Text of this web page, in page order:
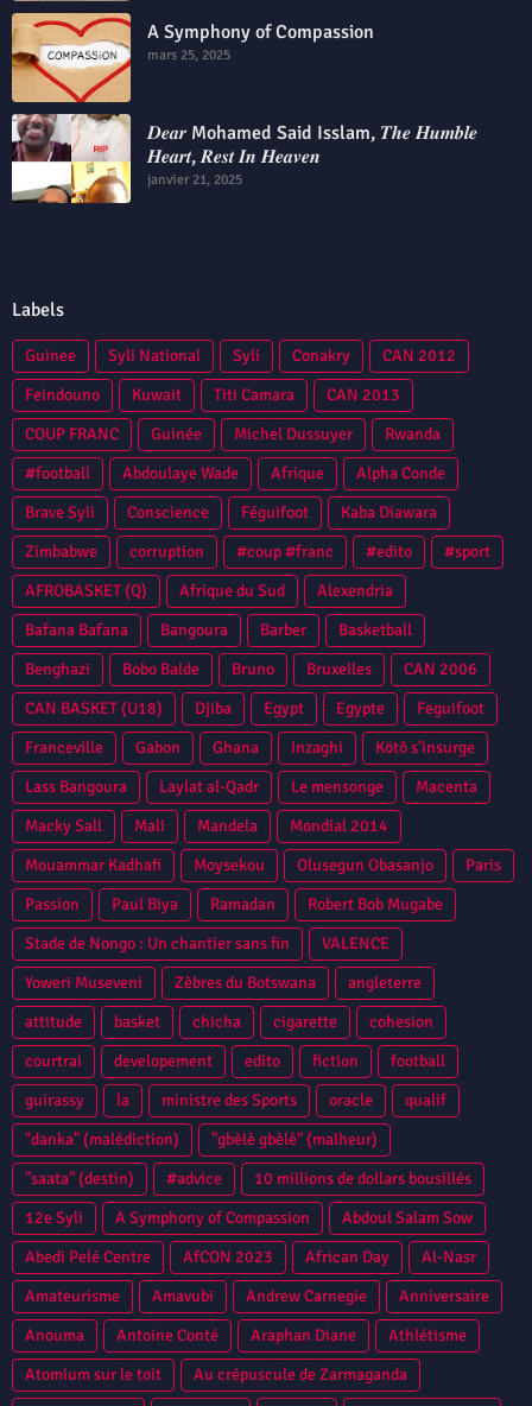
A Symphony of Compassion
mars 25, 2025
𝑫𝒆𝒂𝒓 Mohamed Said Isslam, 𝑻𝒉𝒆 𝑯𝒖𝒎𝒃𝒍𝒆
𝑯𝒆𝒂𝒓𝒕, 𝑹𝒆𝒔𝒕 𝑰𝒏 𝑯𝒆𝒂𝒗𝒆𝒏
janvier 21, 2025
Labels
Guinee Syli National Syli Conakry
CAN 2012
Feindouno
Kuwait Titi Camara
CAN 2013
COUP FRANC
Guinée Michel Dussuyer
Rwanda
#football
Abdoulaye Wade Afrique
Alpha Conde
Brave Syli
Conscience Féguifoot
Kaba Diawara
Zimbabwe
corruption #coup #franc #edito
#sport
AFROBASKET (Q)
Afrique du Sud
Alexendria
Bafana Bafana
Bangoura Barber
Basketball
Benghazi
Bobo Balde Bruno Bruxelles
CAN 2006
CAN BASKET (U18)
Djiba Egypt Egypte
Feguifoot
Franceville
Gabon Ghana Inzaghi
Kötõ s’insurge
Lass Bangoura
Laylat al-Qadr Le mensonge
Macenta
Macky Sall
Mali Mandela
Mondial 2014
Mouammar Kadhafi
Moysekou Olusegun Obasanjo
Paris
Passion
Paul Biya Ramadan
Robert Bob Mugabe
Stade de Nongo : Un chantier sans fin
VALENCE
Yoweri Museveni
Zèbres du Botswana
angleterre
attitude
basket chicha cigarette
cohesion
courtrai
developement edito fiction
football
guirassy
la ministre des Sports oracle
qualif
"danka" (malédiction)
"gbèlè gbèlè" (malheur)
"saata" (destin)
#advice
10 millions de dollars bousillés
12e Syli
A Symphony of Compassion
Abdoul Salam Sow
Abedi Pelé Centre
AfCON 2023 African Day
Al-Nasr
Amateurisme
Amavubi Andrew Carnegie
Anniversaire
Anouma
Antoine Conté Araphan Diane
Athlétisme
Atomium sur le toit
Au crépuscule de Zarmaganda